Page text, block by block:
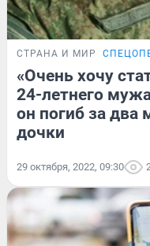
СТРАНА И МИР
«Очень хочу
24-летнего
он погиб за два
дочки
29 октября, 2022, 09:30